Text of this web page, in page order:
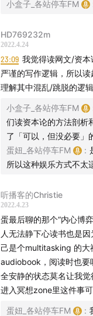
小盒子_各站停车FM
HD769232m
2022.4.24
23:09 我觉得读网文/资
严谨的写作逻辑，所以
理解其中混乱/跳脱的逻
小盒子_各站停车FM
们读资本论的方法剖析
了「可以，但没必要」
蛋妞_各站停车FM
:
所以这种娱乐方式不太
听播客的Christie
2022.4.23
蛋最后聊的那个“内心博
人无法静下心读书也是
己是个multitasking 的大
audiobook，阅读时也要
全安静的状态莫名让我
进入冥想zone里这件事
蛋妞_各站停车FM :